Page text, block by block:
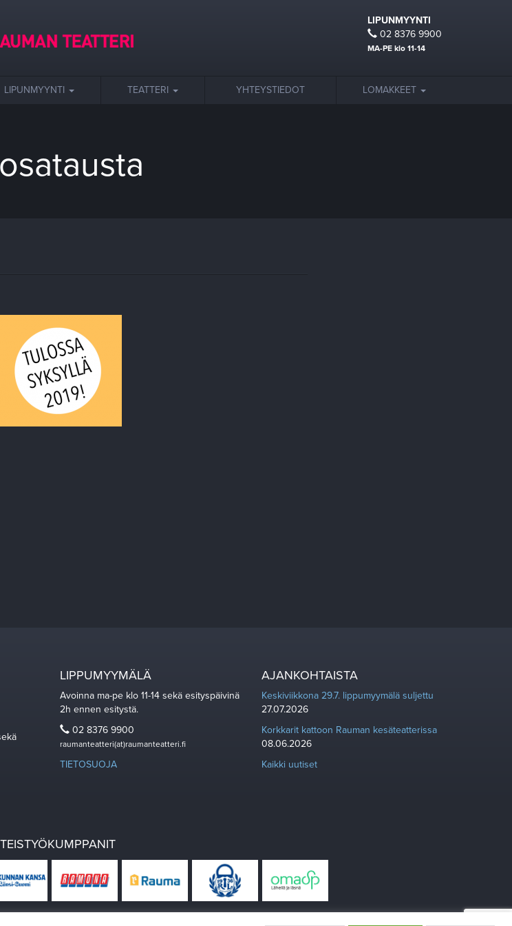
LIPUNMYYNTI
02 8376 9900
MA-PE klo 11-14
LIPUNMYYNTI TEATTERI YHTEYSTIEDOT LOMAKKEET
LIPPUMYYMÄLÄ
Avoinna ma-pe klo 11-14 sekä esityspäivinä
2h ennen esitystä.
02 8376 9900
raumanteatteri(at)raumanteatteri.fi
TIETOSUOJA
AJANKOHTAISTA
Keskiviikkona 29.7. lippumyymälä suljettu
27.07.2026
Korkkarit kattoon Rauman kesäteatterissa
08.06.2026
Kaikki uutiset